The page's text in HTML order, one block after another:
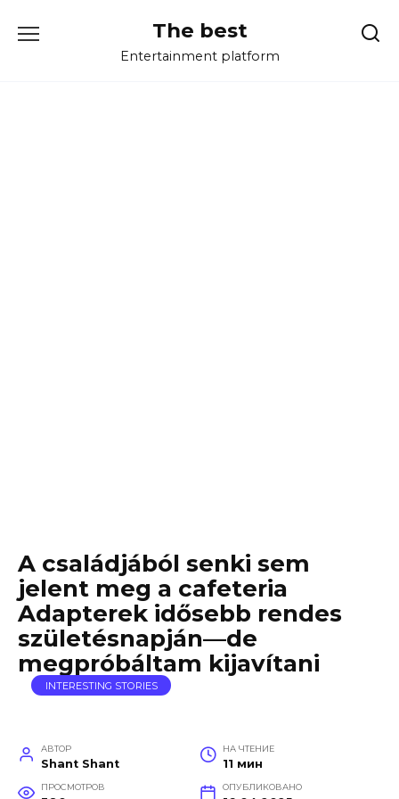
The best
Entertainment platform
A családjából senki sem
jelent meg a cafeteria
Adapterek idősebb rendes
születésnapján—de
megpróbáltam kijavítani
INTERESTING STORIES
АВТОР
Shant Shant
НА ЧТЕНИЕ
11 мин
ПРОСМОТРОВ ОПУБЛИКОВАНО